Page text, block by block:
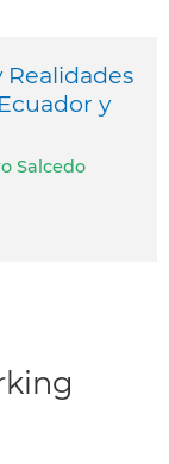
Realidades
y
Salcedo